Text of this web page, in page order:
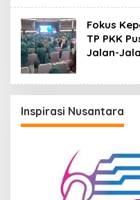
Fokus
TP PKK
Jalan-
Inspirasi Nusantara